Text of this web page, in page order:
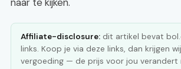
Affiliate-disclosure: dit artikel bevat
links. Koop je via deze links, dan krijgen
vergoeding — de prijs voor jou verandert